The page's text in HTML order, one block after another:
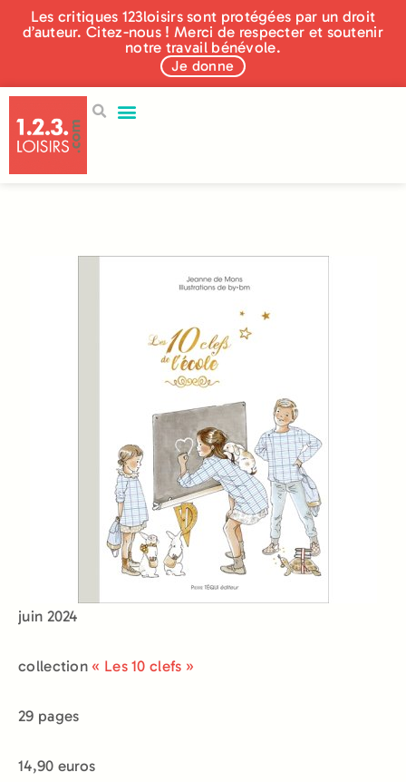
Les critiques 123loisirs sont protégées par un droit
d’auteur. Citez-nous ! Merci de respecter et soutenir
notre travail bénévole.
Je donne
juin 2024
collection « Les 10 clefs »
29 pages
14,90 euros